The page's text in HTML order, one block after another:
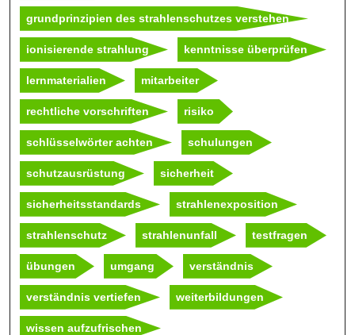
grundprinzipien des strahlenschutzes verstehen
ionisierende strahlung kenntnisse überprüfen
lernmaterialien mitarbeiter
rechtliche vorschriften risiko
schlüsselwörter achten schulungen
schutzausrüstung sicherheit
sicherheitsstandards strahlenexposition
strahlenschutz strahlenunfall testfragen
übungen umgang verständnis
verständnis vertiefen weiterbildungen
wissen aufzufrischen